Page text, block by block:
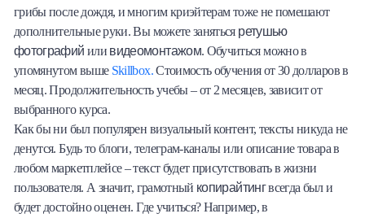
грибы после дождя, и многим криэйтерам тоже не помешают
дополнительные руки. Вы можете заняться ретушью
фотографий или видеомонтажом. Обучиться можно в
упомянутом выше Skillbox.Стоимость обучения от 30 долларов в
месяц. Продолжительность учебы – от 2 месяцев, зависит от
выбранного курса.
Как бы ни был популярен визуальный контент, тексты никуда не
денутся. Будь то блоги, телеграм-каналы или описание товара в
любом маркетплейсе – текст будет присутствовать в жизни
пользователя. А значит, грамотный копирайтингвсегда был и
будет достойно оценен. Где учиться? Например, в